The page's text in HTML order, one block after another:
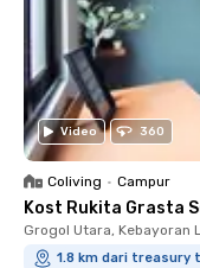
Video 360
Coliving • Campur
Kost Rukita Grasta
Grogol Utara, Kebayoran
1.8 km dari treasury